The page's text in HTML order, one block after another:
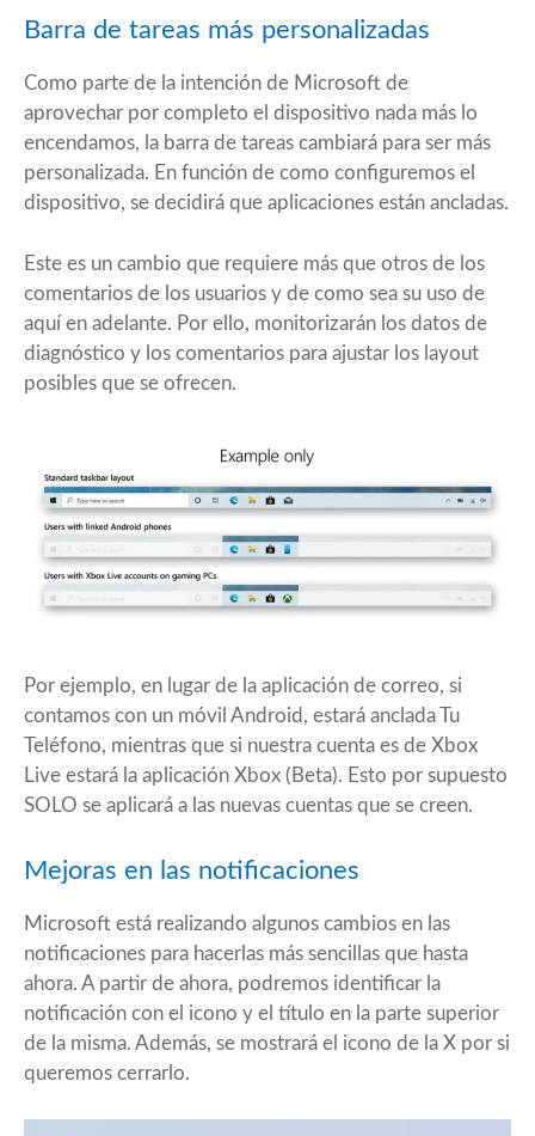
Barra de tareas más personalizadas
Como parte de la intención de Microsoft de
aprovechar por completo el dispositivo nada más lo
encendamos, la barra de tareas cambiará para ser más
personalizada. En función de como configuremos el
dispositivo, se decidirá que aplicaciones están ancladas.
Este es un cambio que requiere más que otros de los
comentarios de los usuarios y de como sea su uso de
aquí en adelante. Por ello, monitorizarán los datos de
diagnóstico y los comentarios para ajustar los layout
posibles que se ofrecen.
Por ejemplo, en lugar de la aplicación de correo, si
contamos con un móvil Android, estará anclada Tu
Teléfono, mientras que si nuestra cuenta es de Xbox
Live estará la aplicación Xbox (Beta). Esto por supuesto
SOLO se aplicará a las nuevas cuentas que se creen.
Mejoras en las notificaciones
Microsoft está realizando algunos cambios en las
notificaciones para hacerlas más sencillas que hasta
ahora. A partir de ahora, podremos identificar la
notificación con el icono y el título en la parte superior
de la misma. Además, se mostrará el icono de la X por si
queremos cerrarlo.